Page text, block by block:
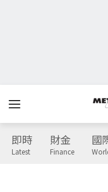
即時
Latest
財金
Finance
國